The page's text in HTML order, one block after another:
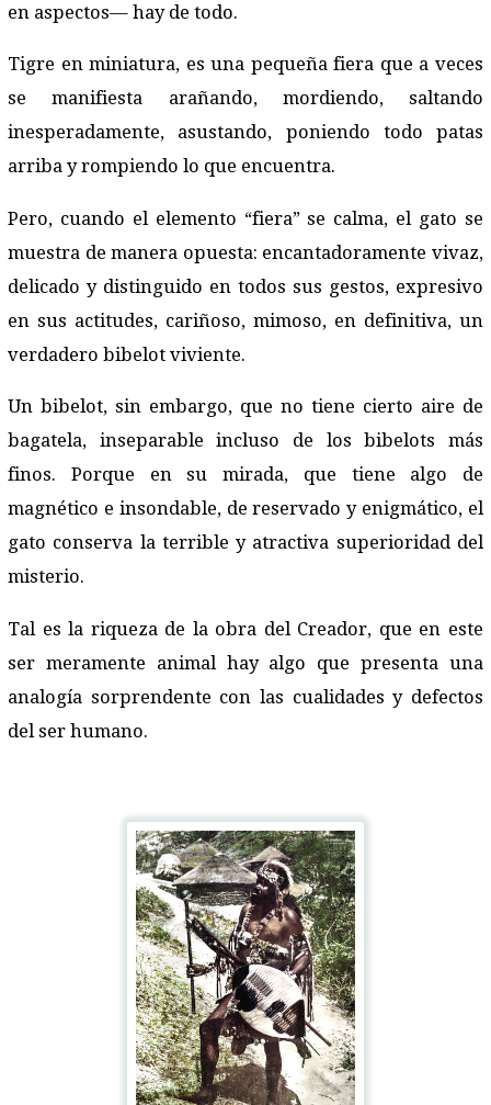
en aspectos— hay de todo.
Tigre en miniatura, es una pequeña fiera que a veces
se manifiesta arañando, mordiendo, saltando
inesperadamente, asustando, poniendo todo patas
arriba y rompiendo lo que encuentra.
Pero, cuando el elemento “fiera” se calma, el gato se
muestra de manera opuesta: encantadoramente vivaz,
delicado y distinguido en todos sus gestos, expresivo
en sus actitudes, cariñoso, mimoso, en definitiva, un
verdadero bibelot viviente.
Un bibelot, sin embargo, que no tiene cierto aire de
bagatela, inseparable incluso de los bibelots más
finos. Porque en su mirada, que tiene algo de
magnético e insondable, de reservado y enigmático, el
gato conserva la terrible y atractiva superioridad del
misterio.
Tal es la riqueza de la obra del Creador, que en este
ser meramente animal hay algo que presenta una
analogía sorprendente con las cualidades y defectos
del ser humano.